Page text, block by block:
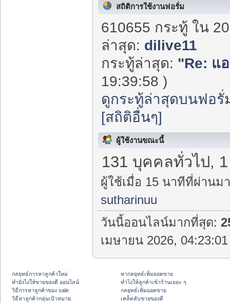
สถิติการใช้งานฟอรั่ม
610655 กระทู้ ใน
ล่าสุด: dilive11
กระทู้ล่าสุด: "Re: แ
19:39:58 )
ดูกระทู้ล่าสุดบนฟอรั่
[สถิติอื่นๆ]
ผู้ใช้งานขณะนี้
131 บุคคลทั่วไป,
ผู้ใช้เมื่อ 15 นาทีที่ผ่านม
sutharinuu
วันนี้ออนไลน์มากที่สุด:
เมษายน 2026,
กลยุทธ์การหาลูกค้าใหม่
ทํายังไงให้ขายของดี ออนไลน์
วิธีการหาลูกค้าของ sale
วิธีหาลูกค้ากลุ่มเป้าหมาย
หากลยุทธ์เพิ่มยอดขาย
ทําไงให้ลูกค้าเข้าร้านเยอะ ๆ
กลยุทธ์เพิ่มยอดขาย
เคล็ดลับขายของดี